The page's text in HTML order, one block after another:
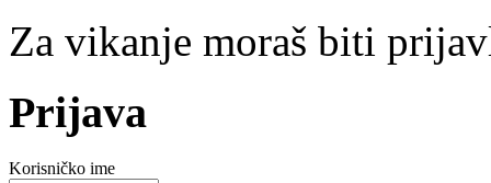
Za vikanje moraš biti
Prijava
Korisničko ime